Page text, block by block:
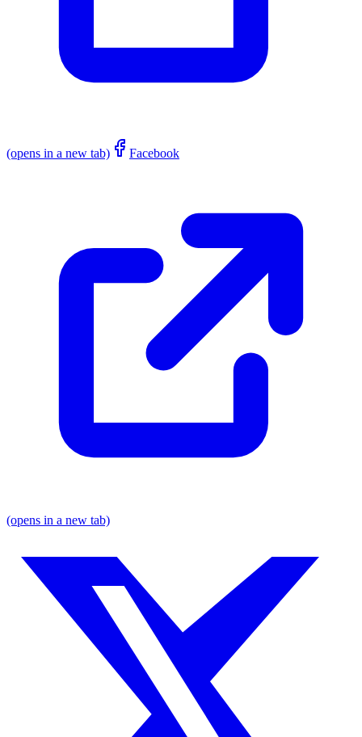
(opens in a new tab) Facebook
(opens in a new tab)